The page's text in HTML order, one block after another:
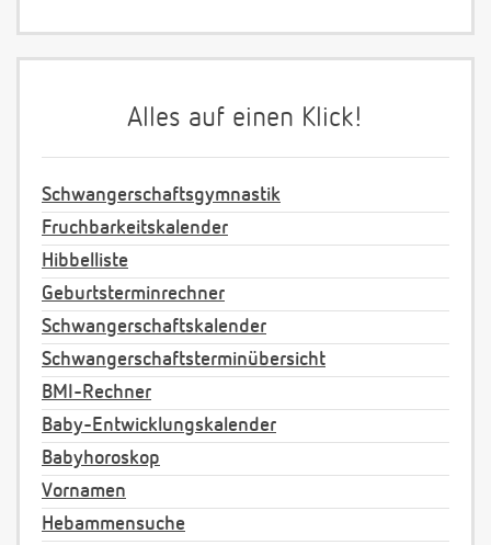
Alles auf einen Klick!
Schwangerschaftsgymnastik
Fruchbarkeitskalender
Hibbelliste
Geburtsterminrechner
Schwangerschaftskalender
Schwangerschaftsterminübersicht
BMI-Rechner
Baby-Entwicklungskalender
Babyhoroskop
Vornamen
Hebammensuche